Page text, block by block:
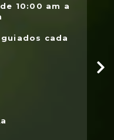
10:00 am a
cada